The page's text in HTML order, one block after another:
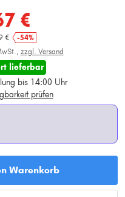
€
€
-54%
zzgl. Versand
lieferbar
bis 14:00 Uhr
prüfen
Warenkorb